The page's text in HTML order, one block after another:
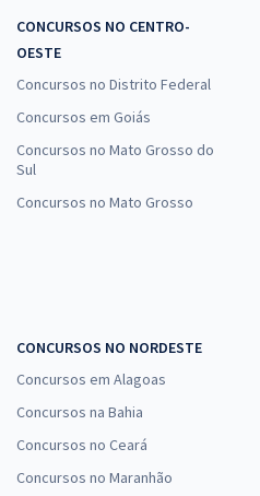
CONCURSOS NO CENTRO-
OESTE
Concursos no Distrito Federal
Concursos em Goiás
Concursos no Mato Grosso do
Sul
Concursos no Mato Grosso
CONCURSOS NO NORDESTE
Concursos em Alagoas
Concursos na Bahia
Concursos no Ceará
Concursos no Maranhão